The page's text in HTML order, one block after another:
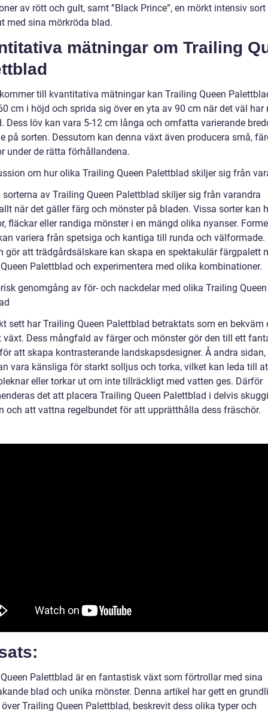
av rött och gult, samt ”Black Prince”, en mörkt intensiv
med sina mörkröda blad.
mätningar om Trailing
till kvantitativa mätningar kan Trailing Queen
cm i höjd och sprida sig över en yta av 90 cm när det väl
Dess löv kan vara 5-12 cm långa och omfatta varierande
på sorten. Dessutom kan denna växt även producera små,
under de rätta förhållandena.
om hur olika Trailing Queen Palettblad skiljer sig från
sorterna av Trailing Queen Palettblad skiljer sig från varandra
när det gäller färg och mönster på bladen. Vissa sorter kan
fläckar eller randiga mönster i en mängd olika nyanser.
variera från spetsiga och kantiga till runda och välformade.
gör att trädgårdsälskare kan skapa en spektakulär färgpalett
Palettblad och experimentera med olika kombinationer.
genomgång av för- och nackdelar med olika Trailing Queen
sett har Trailing Queen Palettblad betraktats som en bekväm
Dess mångfald av färger och mönster gör den till ett
att skapa kontrasterande landskapsdesigner. Å andra
vara känsliga för starkt solljus och torka, vilket kan leda till
eller torkar ut om inte tillräckligt med vatten ges. Därför
det att placera Trailing Queen Palettblad i delvis
och att vattna regelbundet för att upprätthålla dess fräschör.
Palettblad är en fantastisk växt som förtrollar med sina
blad och unika mönster. Denna artikel har gett en
Trailing Queen Palettblad, beskrevit dess olika typer och